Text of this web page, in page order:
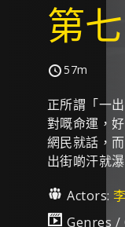
第
57m
正所謂「一
對嘅命運，
網民就話，
出街啲汗就
Actors:
Genres